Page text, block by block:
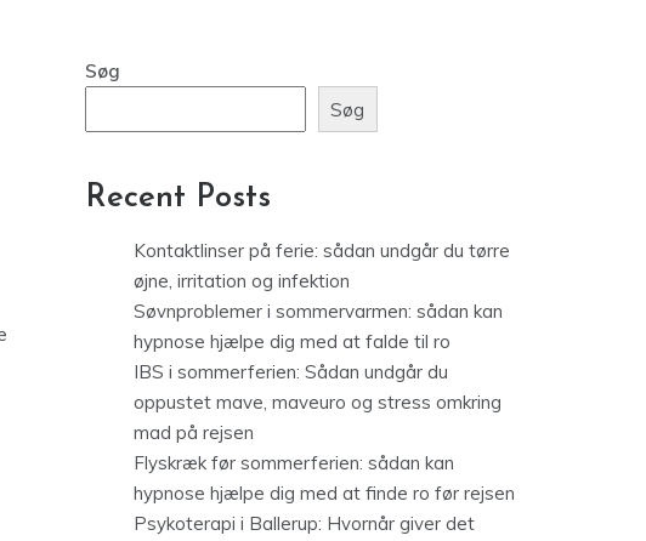
Søg
Søg
Recent Posts
Kontaktlinser på ferie: sådan undgår du tørre
øjne, irritation og infektion
Søvnproblemer i sommervarmen: sådan kan
hypnose hjælpe dig med at falde til ro
IBS i sommerferien: Sådan undgår du
oppustet mave, maveuro og stress omkring
mad på rejsen
Flyskræk før sommerferien: sådan kan
hypnose hjælpe dig med at finde ro før rejsen
Psykoterapi i Ballerup: Hvornår giver det